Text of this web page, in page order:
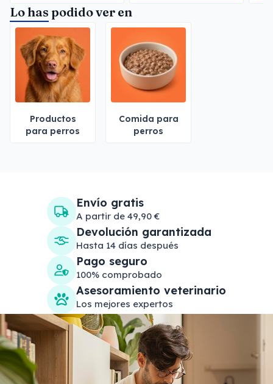
Lo has podido ver en
Productos
para perros
Comida para
perros
Envío gratis
A partir de 49,90 €
Devolución garantizada
Hasta 14 días después
Pago seguro
100% comprobado
Asesoramiento veterinario
Los mejores expertos